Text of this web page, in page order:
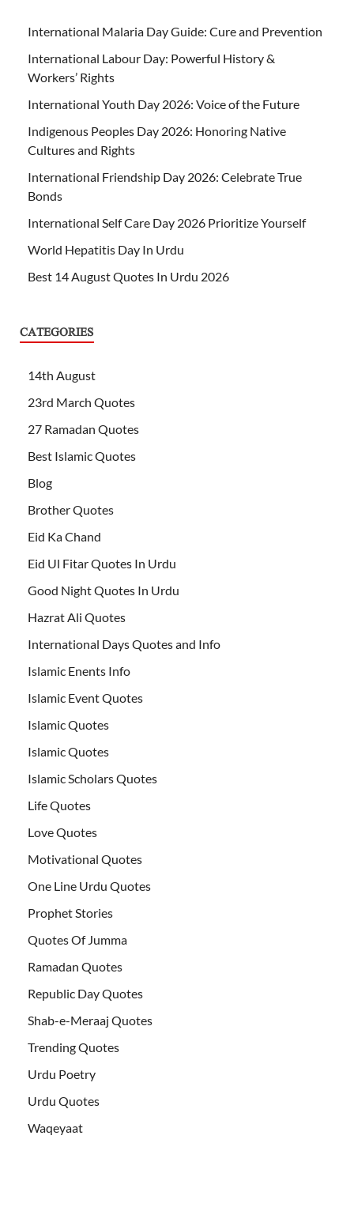
International Malaria Day Guide: Cure and Prevention
International Labour Day: Powerful History &
Workers’ Rights
International Youth Day 2026: Voice of the Future
Indigenous Peoples Day 2026: Honoring Native
Cultures and Rights
International Friendship Day 2026: Celebrate True
Bonds
International Self Care Day 2026 Prioritize Yourself
World Hepatitis Day In Urdu
Best 14 August Quotes In Urdu 2026
CATEGORIES
14th August
23rd March Quotes
27 Ramadan Quotes
Best Islamic Quotes
Blog
Brother Quotes
Eid Ka Chand
Eid Ul Fitar Quotes In Urdu
Good Night Quotes In Urdu
Hazrat Ali Quotes
International Days Quotes and Info
Islamic Enents Info
Islamic Event Quotes
Islamic Quotes
Islamic Quotes
Islamic Scholars Quotes
Life Quotes
Love Quotes
Motivational Quotes
One Line Urdu Quotes
Prophet Stories
Quotes Of Jumma
Ramadan Quotes
Republic Day Quotes
Shab-e-Meraaj Quotes
Trending Quotes
Urdu Poetry
Urdu Quotes
Waqeyaat